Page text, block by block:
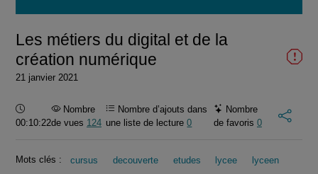
vidéo
Les métiers du digital et de la
création numérique
21 janvier 2021
Durée :
00:10:22
Nombre
de vues 124
Nombre d’ajouts dans
une liste de lecture0
Nombre
de favoris 0
Mots clés : cursus decouverte etudes lycee
lyceen